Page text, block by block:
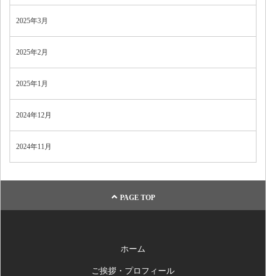
2025年3月
2025年2月
2025年1月
2024年12月
2024年11月
PAGE TOP
ホーム
ご挨拶・プロフィール